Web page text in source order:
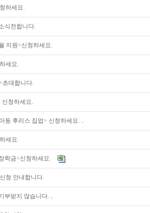
하세요.
식전합니다.
지원>신청하세요.
세요.
초대합니다.
신청하세요.
동 후리스 집업> 신청하세요. ..
세요.
학금>신청하세요.
청 안내합니다.
부받지 않습니다. ..